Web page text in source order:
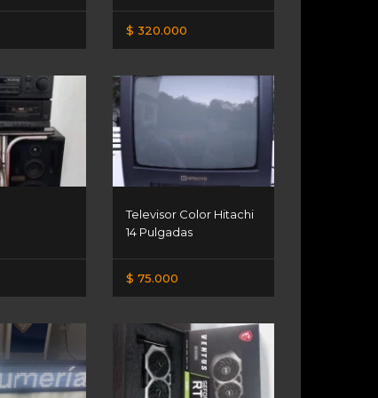
$ 320.000
Televisor Color Hitachi
14 Pulgadas
$ 75.000